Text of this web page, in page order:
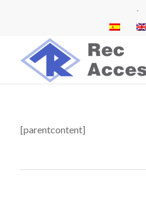
.
[parentcontent]